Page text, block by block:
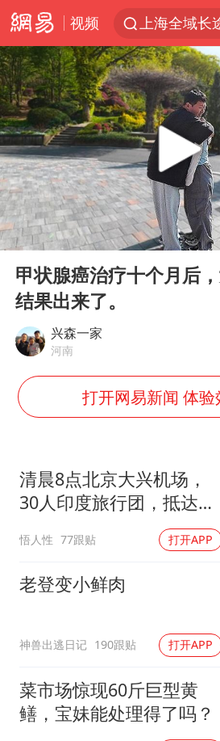
视频
白海豚逼近
王传君 《
2025年小学
上海大部迎
《龙餐馆》
Play
00:00
甲状腺癌治疗十个月后
结果出来了。
兴森一家
河南
打开网易新闻 体
清晨8点北京大兴机场，
30人印度旅行团，抵达，
悟人性 77跟贴 打开APP
老登变小鲜肉
神兽出逃日记 190跟贴 打开APP
菜市场惊现60斤巨型黄
鳝，宝妹能处理得了吗？